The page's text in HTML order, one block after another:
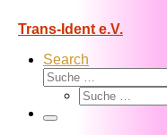
Trans-Ident e.V.
Search
Suche
Suche
Menü